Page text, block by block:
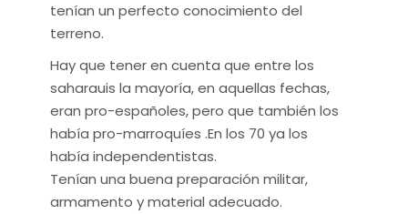
tenían un perfecto conocimiento del
terreno.
Hay que tener en cuenta que entre los
saharauis la mayoría, en aquellas fechas,
eran pro-españoles, pero que también los
había pro-marroquíes .En los 70 ya los
había independentistas.
Tenían una buena preparación militar,
armamento y material adecuado.